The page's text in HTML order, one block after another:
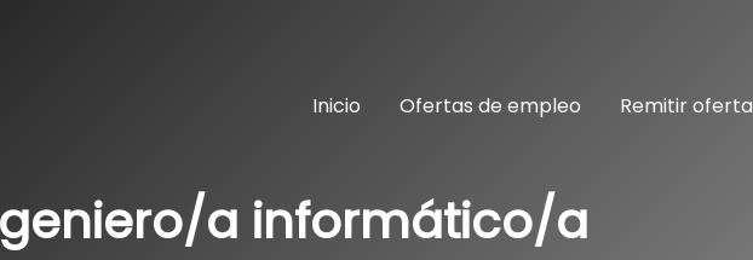
Inicio
Ofertas de empleo Remitir oferta
a informático/a